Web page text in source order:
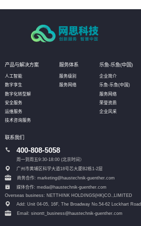
产品与解决方案
人工智能
数字孪生
数字化转型解
安全服务
运维服务
技术咨询服务
服务体系
服务级别
服务网络
乐鱼-乐鱼(中国)
企业简介
乐鱼-乐鱼(中国)
服务网络
荣誉资质
企业风采
联系我们
400-808-5058
周一到周五9:30-18:00 (北京时间）
广州市黄埔区科学大道18号芯大厦B2栋1-2层
商务合作: marketing@haustechnik-guenther.com
媒体合作: media@haustechnik-guenther.com
Overseas business: NETTHINK HOLDINGS(HK)CO.,LIMITED
Add: Unit 04-05, 16F, The Broadway No.54-62 Lockhart Road,
Email: sinontt_business@haustechnik-guenther.com